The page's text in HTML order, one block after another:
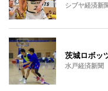
シブヤ経済新
茨城ロボッ
水戸経済新聞